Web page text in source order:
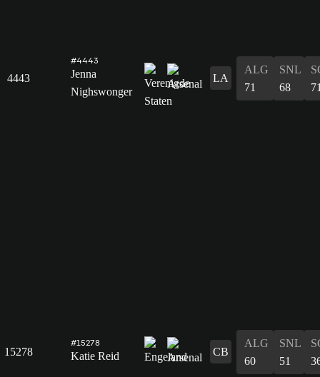
4443
#4443
Jenna
Nighswonger
LA
ALG
71
SNL
68
15278
#15278
Katie Reid CB
ALG
60
SNL
51